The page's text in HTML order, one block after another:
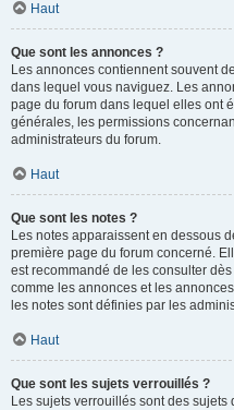
Haut
Que sont les annonces ?
Les annonces contiennent souvent
dans lequel vous naviguez. Les
page du forum dans lequel elles ont
générales, les permissions
administrateurs du forum.
Haut
Que sont les notes ?
Les notes apparaissent en dessous
première page du forum concerné.
est recommandé de les consulter
comme les annonces et les
les notes sont définies par les
Haut
Que sont les sujets verrouillés ?
Les sujets verrouillés sont des